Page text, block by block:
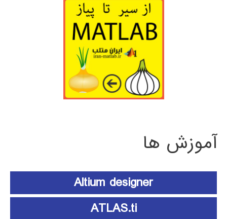
آموزش ها
Altium designer
ATLAS.ti